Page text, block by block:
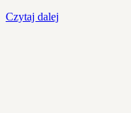
Czytaj dalej